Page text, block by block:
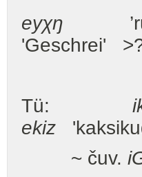
eyχŋ
'Geschrei'
Tü:
ekiz
~ čuv. i